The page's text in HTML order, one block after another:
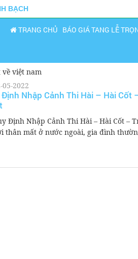
BẠCH
TRANG CHỦ BÁO GIÁ TANG LỄ
việt nam
05-2022
Nhập Cảnh Thi Hài – Hài Cốt
Định Nhập Cảnh Thi Hài – Hài Cốt –
thân mất ở nước ngoài, gia đình